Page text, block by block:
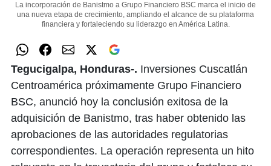
La incorporación de Banistmo a Grupo Financiero BSC marca el inicio de
una nueva etapa de crecimiento, ampliando el alcance de su plataforma
financiera y fortaleciendo su liderazgo en América Latina.
Tegucigalpa, Honduras-. Inversiones Cuscatlán
Centroamérica próximamente Grupo Financiero
BSC, anunció hoy la conclusión exitosa de la
adquisición de Banistmo, tras haber obtenido las
aprobaciones de las autoridades regulatorias
correspondientes. La operación representa un hito